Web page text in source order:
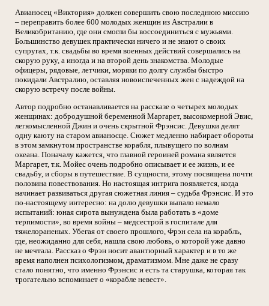
Авианосец «Виктория» должен совершить свою последнюю миссию
– переправить более 600 молодых женщин из Австралии в
Великобританию, где они смогли бы воссоединиться с мужьями.
Большинство девушек практически ничего и не знают о своих
супругах, т.к. свадьбы во время военных действий совершались на
скорую руку, а иногда и на второй день знакомства. Молодые
офицеры, рядовые, летчики, моряки по долгу службы быстро
покидали Австралию, оставляя новоиспеченных жен с надеждой на
скорую встречу после войны.
Автор подробно останавливается на рассказе о четырех молодых
женщинах: добродушной беременной Маргарет, высокомерной Эвис,
легкомысленной Джин и очень скрытной Фрэнсис. Девушки делят
одну каюту на старом авианосце. Сюжет медленно набирает обороты
в этом замкнутом пространстве корабля, плывущего по волнам
океана. Поначалу кажется, что главной героиней романа является
Маргарет, т.к. Мойес очень подробно описывает и ее жизнь, и ее
свадьбу, и сборы в путешествие. В сущности, этому посвящена почти
половина повествования. Но настоящая интрига появляется, когда
начинает развиваться другая сюжетная линия – судьба Фрэнсис. И это
по-настоящему интересно: на долю девушки выпало немало
испытаний: юная сирота вынуждена была работать в «доме
терпимости», во время войны – медсестрой в госпитале для
тяжелораненых. Убегая от своего прошлого, Фрэн села на корабль,
где, неожиданно для себя, нашла свою любовь, о которой уже давно
не мечтала. Рассказ о Фрэн носит авантюрный характер и в то же
время наполнен психологизмом, драматизмом. Мне даже не сразу
стало понятно, что именно Фрэнсис и есть та старушка, которая так
трогательно вспоминает о «корабле невест».